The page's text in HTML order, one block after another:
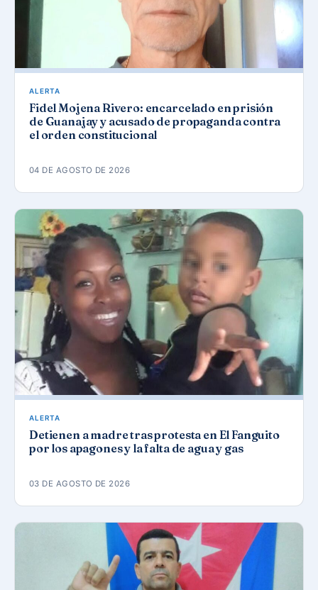
ALERTA
Fidel Mojena Rivero: encarcelado en prisión
de Guanajay y acusado de propaganda contra
el orden constitucional
04 DE AGOSTO DE 2026
ALERTA
Detienen a madre tras protesta en El Fanguito
por los apagones y la falta de agua y gas
03 DE AGOSTO DE 2026